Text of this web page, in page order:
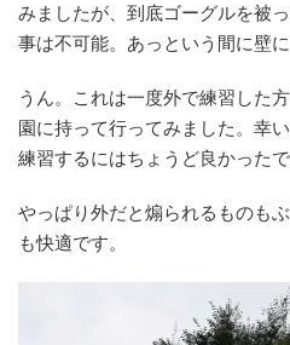
みましたが、到底ゴーグルを被
事は不可能。あっという間に壁
うん。これは一度外で練習した
園に持って行ってみました。幸
練習するにはちょうど良かったで
やっぱり外だと煽られるものも
も快適です。